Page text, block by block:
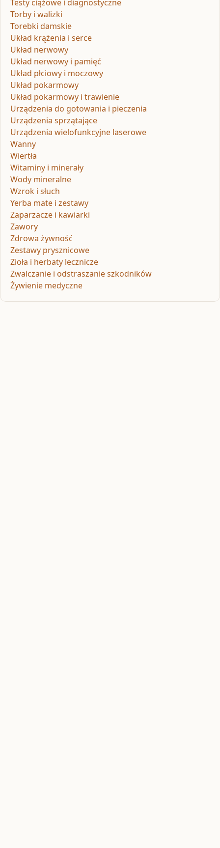
Testy ciążowe i diagnostyczne
Torby i walizki
Torebki damskie
Układ krążenia i serce
Układ nerwowy
Układ nerwowy i pamięć
Układ płciowy i moczowy
Układ pokarmowy
Układ pokarmowy i trawienie
Urządzenia do gotowania i pieczenia
Urządzenia sprzątające
Urządzenia wielofunkcyjne laserowe
Wanny
Wiertła
Witaminy i minerały
Wody mineralne
Wzrok i słuch
Yerba mate i zestawy
Zaparzacze i kawiarki
Zawory
Zdrowa żywność
Zestawy prysznicowe
Zioła i herbaty lecznicze
Zwalczanie i odstraszanie szkodników
Żywienie medyczne